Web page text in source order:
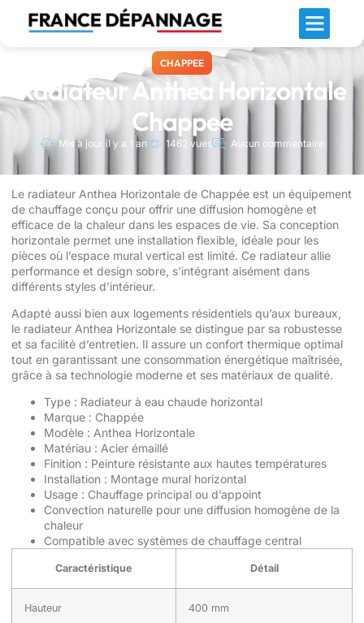
CHAPPEE
Radiateur Anthea Horizontale
Chappee
Mis à jour il y a 1 an 1462 vues Aucun commentaire
Le radiateur Anthea Horizontale de Chappée est un équipement
de chauffage conçu pour offrir une diffusion homogène et
efficace de la chaleur dans les espaces de vie. Sa conception
horizontale permet une installation flexible, idéale pour les
pièces où l’espace mural vertical est limité. Ce radiateur allie
performance et design sobre, s’intégrant aisément dans
différents styles d’intérieur.
Adapté aussi bien aux logements résidentiels qu’aux bureaux,
le radiateur Anthea Horizontale se distingue par sa robustesse
et sa facilité d’entretien. Il assure un confort thermique optimal
tout en garantissant une consommation énergétique maîtrisée,
grâce à sa technologie moderne et ses matériaux de qualité.
Type : Radiateur à eau chaude horizontal
Marque : Chappée
Modèle : Anthea Horizontale
Matériau : Acier émaillé
Finition : Peinture résistante aux hautes températures
Installation : Montage mural horizontal
Usage : Chauffage principal ou d’appoint
Convection naturelle pour une diffusion homogène de la
chaleur
Compatible avec systèmes de chauffage central
Caractéristique Détail
Hauteur 400 mm